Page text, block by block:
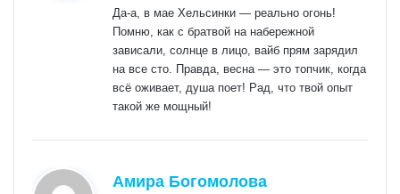
Да-а, в мае Хельсинки — реально огонь!
Помню, как с братвой на набережной
зависали, солнце в лицо, вайб прям зарядил
на все сто. Правда, весна — это топчик, когда
всё оживает, душа поет! Рад, что твой опыт
такой же мощный!
Амира Богомолова